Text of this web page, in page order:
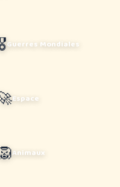
Guerres Mondiales
Espace
Animaux